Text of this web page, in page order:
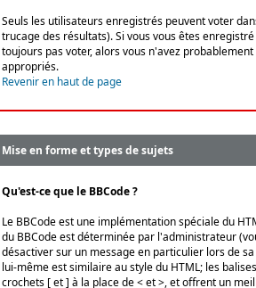
Seuls les utilisateurs enregistrés peuvent voter
trucage des résultats). Si vous vous êtes
toujours pas voter, alors vous n'avez
appropriés.
Revenir en haut de page
Mise en forme et types de sujets
Qu'est-ce que le BBCode ?
Le BBCode est une implémentation spéciale du
du BBCode est déterminée par l'administrateur
désactiver sur un message en particulier lors de
lui-même est similaire au style du HTML; les
crochets [ et ] à la place de < et >, et offrent un